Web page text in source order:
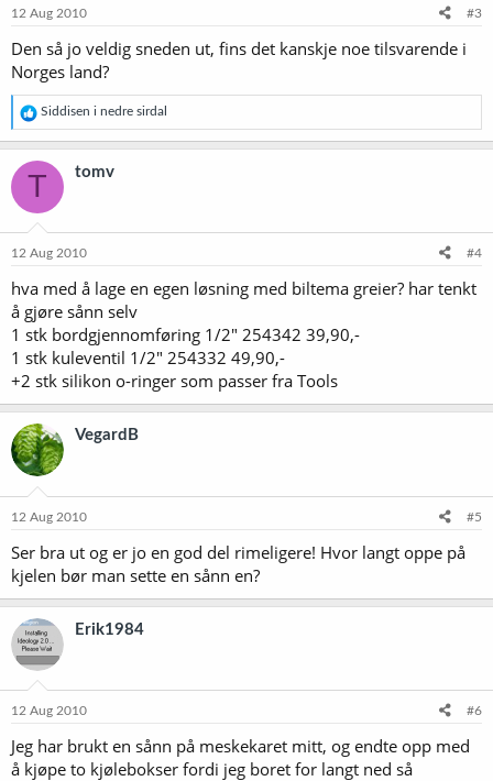
12 Aug 2010 #3
Den så jo veldig sneden ut, fins det kanskje noe tilsvarende i
Norges land?
R
e
a
k
s
o
e
Siddisen i nedre sirdal
T tomv
12 Aug 2010 #4
hva med å lage en egen løsning med biltema greier? har tenkt
å gjøre sånn selv
1 stk bordgjennomføring 1/2" 254342 39,90,-
1 stk kuleventil 1/2" 254332 49,90,-
+2 stk silikon o-ringer som passer fra Tools
VegardB
12 Aug 2010 #5
Ser bra ut og er jo en god del rimeligere! Hvor langt oppe på
kjelen bør man sette en sånn en?
Erik1984
12 Aug 2010 #6
Jeg har brukt en sånn på meskekaret mitt, og endte opp med
å kjøpe to kjølebokser fordi jeg boret for langt ned så